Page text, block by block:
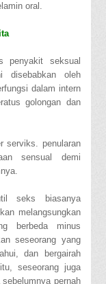
oral.
penyakit seksual
disebabkan oleh
dalam intern
golongan dan
serviks. penularan
sensual demi
seks biasanya
melangsungkan
berbeda minus
seseorang yang
dan bergairah
seseorang juga
pernah